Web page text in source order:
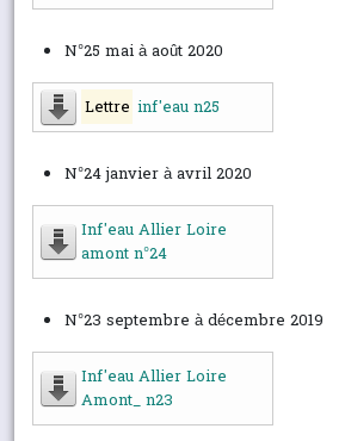
N°25 mai à août 2020
Lettre inf'eau n25
N°24 janvier à avril 2020
Inf'eau Allier Loire
amont n°24
N°23 septembre à décembre 2019
Inf'eau Allier Loire
Amont_ n23